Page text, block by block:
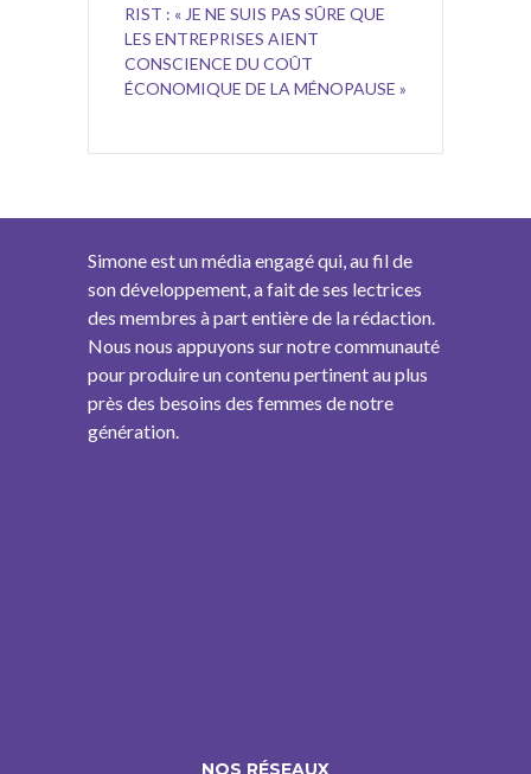
RIST : « JE NE SUIS PAS SÛRE QUE
LES ENTREPRISES AIENT
CONSCIENCE DU COÛT
ÉCONOMIQUE DE LA MÉNOPAUSE »
Simone est un média engagé qui, au fil de
son développement, a fait de ses lectrices
des membres à part entière de la rédaction.
Nous nous appuyons sur notre communauté
pour produire un contenu pertinent au plus
près des besoins des femmes de notre
génération.
NOS RÉSEAUX